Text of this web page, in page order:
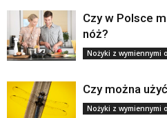
Czy w Polsce
nóż?
Nożyki z wymiennymi
Czy można
Nożyki z wymiennymi